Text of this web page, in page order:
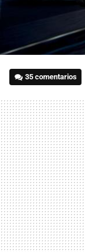
35 comentarios